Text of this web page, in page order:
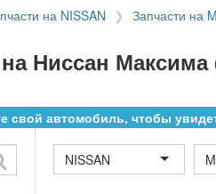
на NISSAN Запчасти на
Ниссан Максима
свой автомобиль, чтобы
NISSAN